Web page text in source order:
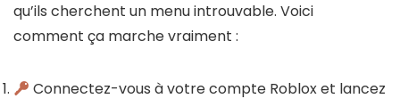
qu’ils cherchent un menu introuvable. Voici
comment ça marche vraiment :
Connectez-vous à votre compte Roblox et lancez